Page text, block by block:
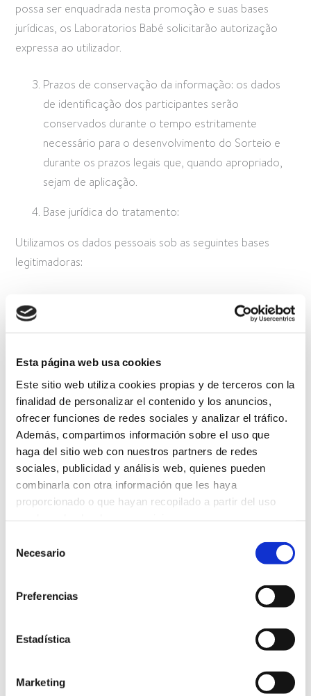
Esta página web usa cookies
Este sitio web utiliza cookies propias y de terceros con la
finalidad de personalizar el contenido y los anuncios,
ofrecer funciones de redes sociales y analizar el tráfico.
Además, compartimos información sobre el uso que
haga del sitio web con nuestros partners de redes
sociales, publicidad y análisis web, quienes pueden
combinarla con otra información que les haya
proporcionado o que hayan recopilado a partir del uso
Más información
Necesario
Preferencias
Estadística
Marketing
possa ser enquadrada nesta promoção e suas bases
jurídicas, os Laboratorios Babé solicitarão autorização
expressa ao utilizador.
Prazos de conservação da informação: os dados
de identificação dos participantes serão
conservados durante o tempo estritamente
necessário para o desenvolvimento do Sorteio e
durante os prazos legais que, quando apropriado,
sejam de aplicação.
Base jurídica do tratamento:
Utilizamos os dados pessoais sob as seguintes bases
legitimadoras:
entendido como tal, o cumprimento das presentes bases
jurídicas tanto por parte dos Laboratorios Babé como do
participante.
– Dados necessários para o cumprimento das
obrigações legais. A título de exemplo e não limitativo, o
Real Decreto Legislativo 1/2007, de 16 de novembro, que
aprova o texto revisto da Lei Geral de Defesa dos
Consumidores e Utilizadores e outras leis
complementares.
Laboratorios Babé o solicitem expressamente.
No entanto, no caso de retirar o seu consentimento, tal
não afetará a legalidade dos tratamentos efetuados
mencionadas no ponto 2, partilhamos os seus